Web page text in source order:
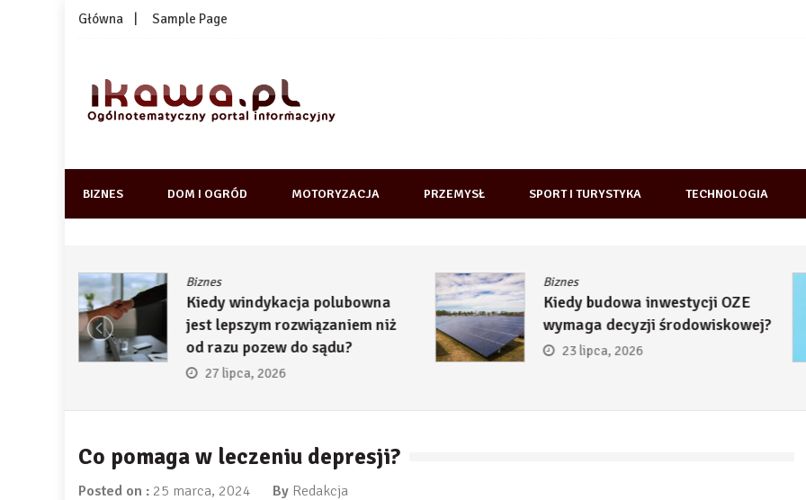
Skip
Główna Sample Page
1kawa.pl
BIZNES DOM I OGRÓD MOTORYZACJA PRZEMYSŁ SPORT I TURYSTYKA TECHNOLOGIA
Biznes
Kiedy windykacja polubowna
jest lepszym rozwiązaniem niż
od razu pozew do sądu?
27 lipca, 2026
Biznes
Kiedy budowa inwestycji OZE
wymaga decyzji środowiskowej?
23 lipca, 2026
Co pomaga w leczeniu depresji?
Posted on : 25 marca, 2024 By Redakcja